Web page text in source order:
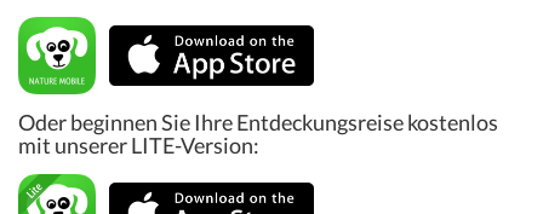
Oder beginnen Sie Ihre Entdeckungsreise kostenlos
mit unserer LITE-Version: